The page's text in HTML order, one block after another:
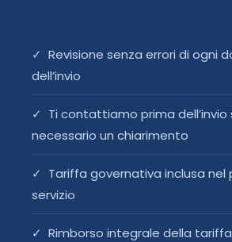
✓ Revisione senza errori di ogni
dell’invio
✓ Ti contattiamo prima dell’invio
necessario un chiarimento
✓ Tariffa governativa inclusa nel
servizio
✓ Rimborso integrale della